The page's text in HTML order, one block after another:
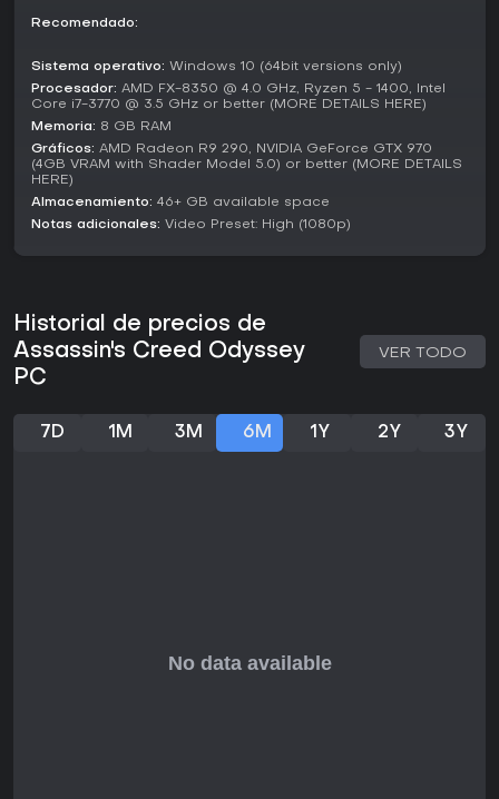
jugadores alaban la fusión de acción y narrativas guiadas
parches y está disponible en PC, ideal para nuevos
jugadores. Encaja perfecto con fans de RPGs con combate
multijugador frenética.
Si te gustan historias moldeadas por tus decisiones en un
del tiempo. Los jugadores suelen destacar la satisfacción
de los viajes navales y batallas épicas, con muchas
Recomendado:
Sistema operativo: Windows 10 (64bit versions only)
Procesador: AMD FX-8350 @ 4.0 GHz, Ryzen 5 - 1400, Intel
Core i7-3770 @ 3.5 GHz or better (MORE DETAILS HERE)
Memoria: 8 GB RAM
Gráficos: AMD Radeon R9 290, NVIDIA GeForce GTX 970
(4GB VRAM with Shader Model 5.0) or better (MORE DETAILS
HERE)
Almacenamiento: 46+ GB available space
Notas adicionales: Video Preset: High (1080p)
Historial de precios de
Assassin's Creed Odyssey
PC
VER TODO
7D 1M 3M 6M 1Y 2Y 3Y